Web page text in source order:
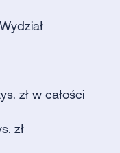
zł w całości
zł